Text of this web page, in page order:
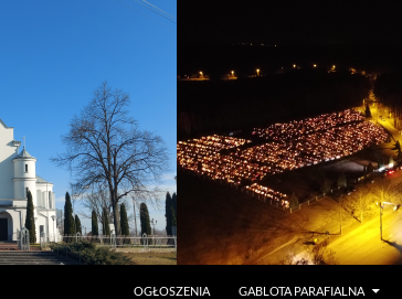
OGŁOSZENIA
GABLOTA PARAFIALNA